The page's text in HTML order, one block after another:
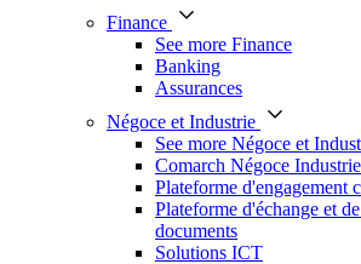
Finance
See more Finance
Banking
Assurances
Négoce et Industrie
See more Négoce et
Comarch Négoce
Plateforme d'engagement
Plateforme d'échange et
documents
Solutions ICT